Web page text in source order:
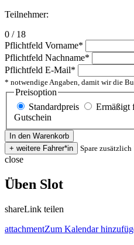
Teilnehmer:
0 / 18
Pflichtfeld Vorname*
Pflichtfeld Nachname*
Pflichtfeld E-Mail*
* notwendige Angaben, damit wir die
Preisoption
Standardpreis
Ermäßigt
Gutschein
Spare
close
Üben Slot
shareLink teilen
attachmentZum Kalendar